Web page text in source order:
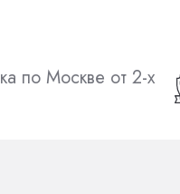
по Москве от 2-х